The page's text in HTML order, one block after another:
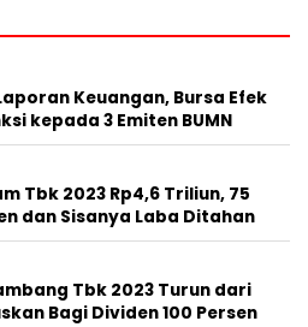
Keuangan, Bursa Efek
kepada 3 Emiten BUMN
Tbk 2023 Rp4,6 Triliun, 75
dan Sisanya Laba Ditahan
Tbk 2023 Turun dari
Bagi Dividen 100 Persen